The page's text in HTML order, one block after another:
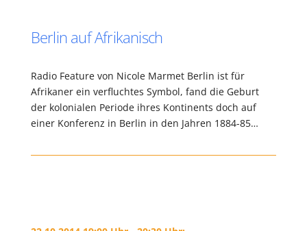
Berlin auf Afrikanisch
Radio Feature von Nicole Marmet Berlin ist für
Afrikaner ein verfluchtes Symbol, fand die Geburt
der kolonialen Periode ihres Kontinents doch auf
einer Konferenz in Berlin in den Jahren 1884-85…